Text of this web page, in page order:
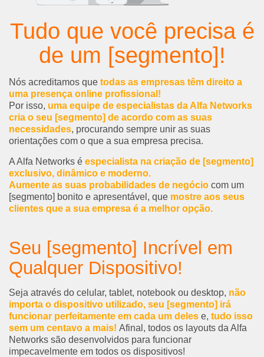
Tudo que você precisa é
de um [segmento]!
Nós acreditamos que todas as empresas têm direito a
uma presença online profissional!
Por isso, uma equipe de especialistas da Alfa Networks
cria o seu [segmento] de acordo com as suas
necessidades, procurando sempre unir as suas
orientações com o que a sua empresa precisa.
A Alfa Networks é especialista na criação de [segmento]
exclusivo, dinâmico e moderno.
Aumente as suas probabilidades de negócio com um
[segmento] bonito e apresentável, que mostre aos seus
clientes que a sua empresa é a melhor opção.
Seu [segmento] Incrível em
Qualquer Dispositivo!
Seja através do celular, tablet, notebook ou desktop, não
importa o dispositivo utilizado, seu [segmento] irá
funcionar perfeitamente em cada um deles e, tudo isso
sem um centavo a mais! Afinal, todos os layouts da Alfa
Networks são desenvolvidos para funcionar
impecavelmente em todos os dispositivos!